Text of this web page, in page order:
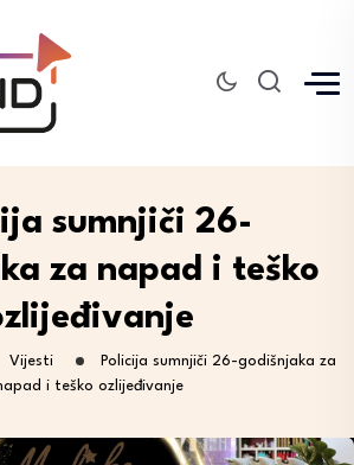
sumnjiči 26-
za napad i teško
Vijesti
Policija sumnjiči 26-godišnjaka za
i teško ozlijeđivanje